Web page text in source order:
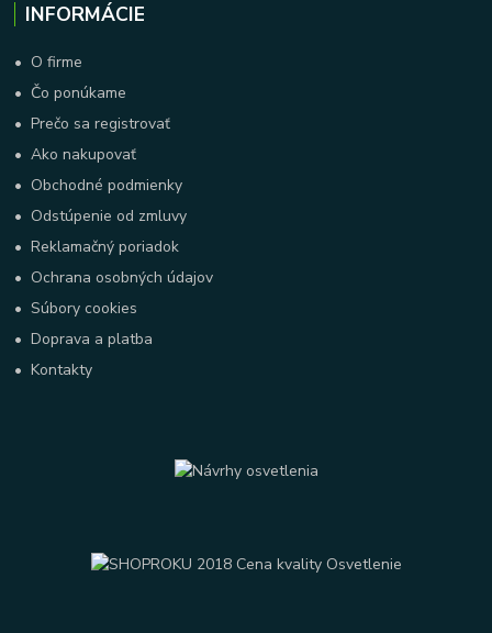
INFORMÁCIE
• O firme
• Čo ponúkame
•Prečo sa registrovať
•Ako nakupovať
• Obchodné podmienky
• Odstúpenie od zmluvy
•Reklamačný poriadok
• Ochrana osobných údajov
•Súbory cookies
•Doprava a platba
•Kontakty